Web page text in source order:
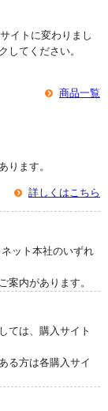
イトに変わりまし
してください。
商品一覧
ります。
詳しくはこちら
ット本社のいずれ
案内があります。
ては、購入サイト
る方は各購入サイ